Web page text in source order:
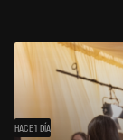
HACE 1 DÍA